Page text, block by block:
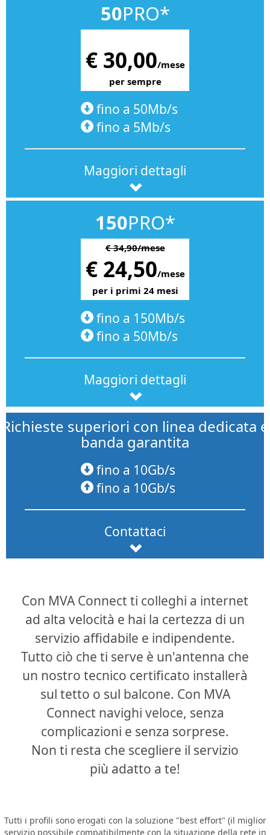
50PRO*
€ 30,00/mese
per sempre
fino a 50Mb/s
fino a 5Mb/s
Maggiori dettagli
150PRO*
€ 34,90/mese
€ 24,50/mese
per i primi 24 mesi
fino a 150Mb/s
fino a 50Mb/s
Maggiori dettagli
Richieste superiori con linea dedicata e
banda garantita
fino a 10Gb/s
fino a 10Gb/s
Contattaci
Con MVA Connect ti colleghi a internet
ad alta velocità e hai la certezza di un
servizio affidabile e indipendente.
Tutto ciò che ti serve è un'antenna che
un nostro tecnico certificato installerà
sul tetto o sul balcone. Con MVA
Connect navighi veloce, senza
complicazioni e senza sorprese.
Non ti resta che scegliere il servizio
più adatto a te!
Tutti i profili sono erogati con la soluzione "best effort" (il miglior
servizio possibile compatibilmente con la situazione della rete in